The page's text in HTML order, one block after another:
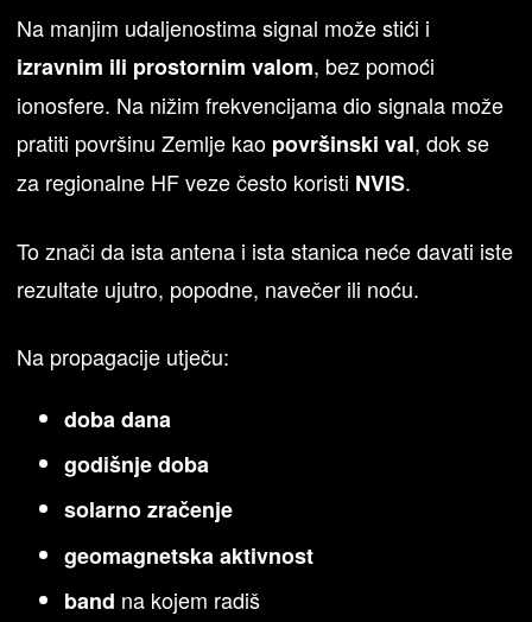
Na manjim udaljenostima signal može stići i
izravnim ili prostornim valom, bez pomoći
ionosfere. Na nižim frekvencijama dio signala može
pratiti površinu Zemlje kao površinski val, dok se
za regionalne HF veze često koristi NVIS.
To znači da ista antena i ista stanica neće davati iste
rezultate ujutro, popodne, navečer ili noću.
Na propagacije utječu:
doba dana
godišnje doba
solarno zračenje
geomagnetska aktivnost
band na kojem radiš